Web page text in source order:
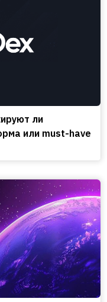
ли
или must-have